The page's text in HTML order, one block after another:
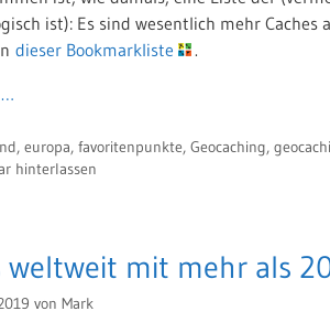
ist): Es sind wesentlich mehr Caches
dieser Bookmarkliste
.
…
, europa, favoritenpunkte, Geocaching,
hinterlassen
weltweit mit mehr als
von Mark